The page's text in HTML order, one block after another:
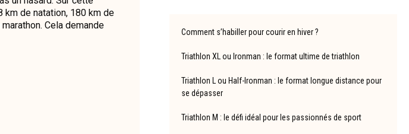
km de natation, 180 km de
Cela demande
Comment s’habiller pour courir en hiver ?
Triathlon XL ou Ironman : le format ultime de triathlon
Triathlon L ou Half-Ironman : le format longue distance pour
se dépasser
Triathlon M : le défi idéal pour les passionnés de sport